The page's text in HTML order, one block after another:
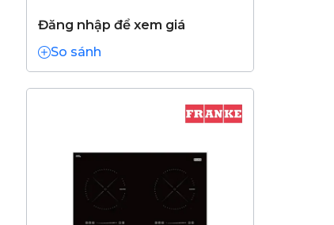
Đăng nhập để xem giá
So sánh